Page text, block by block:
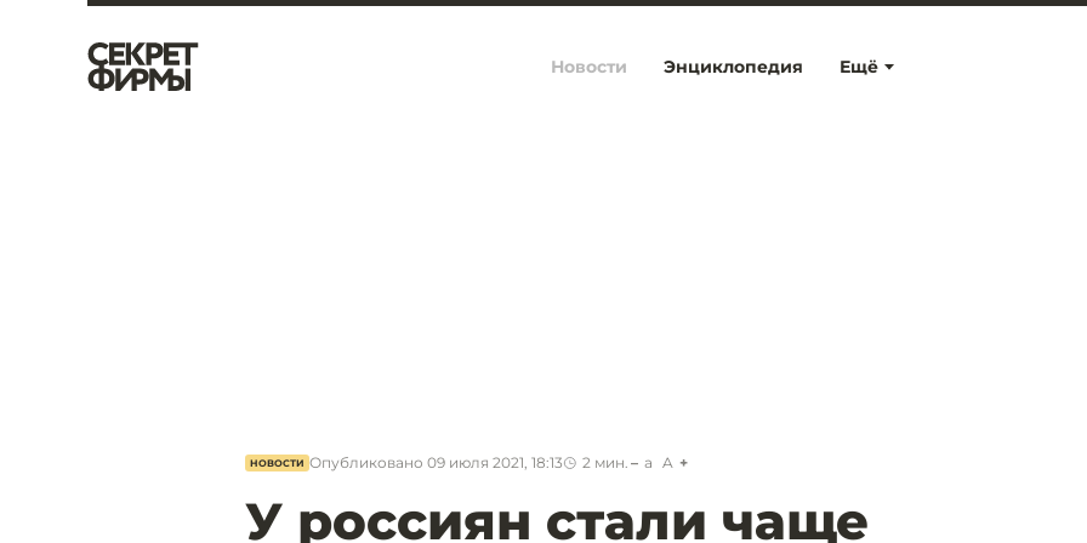
Ещё
Новости Энциклопедия
НОВОСТИ Опубликовано 09 июля 2021, 18:13 2 мин. a A
У россиян стали чаще